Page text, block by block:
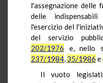
l'assegnazione delle
delle indispensabili
l'esercizio del
del servizio
202/1976 e, nello
237/1984, 35/1986 e
Il vuoto